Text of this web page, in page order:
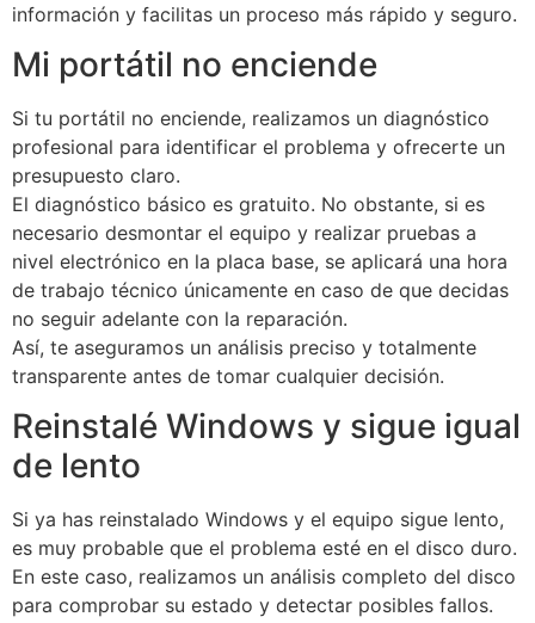
información y facilitas un proceso más rápido y seguro.
Mi portátil no enciende
Si tu portátil no enciende, realizamos un diagnóstico
profesional para identificar el problema y ofrecerte un
presupuesto claro.
El diagnóstico básico es gratuito. No obstante, si es
necesario desmontar el equipo y realizar pruebas a
nivel electrónico en la placa base, se aplicará una hora
de trabajo técnico únicamente en caso de que decidas
no seguir adelante con la reparación.
Así, te aseguramos un análisis preciso y totalmente
transparente antes de tomar cualquier decisión.
Reinstalé Windows y sigue igual
de lento
Si ya has reinstalado Windows y el equipo sigue lento,
es muy probable que el problema esté en el disco duro.
En este caso, realizamos un análisis completo del disco
para comprobar su estado y detectar posibles fallos.